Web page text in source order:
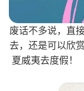
废话不多说，直
去，还是可以欣
夏威夷去度假！